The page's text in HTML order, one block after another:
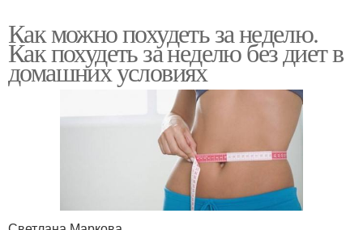
Как можно похудеть за неделю.
Как похудеть за неделю без диет в
домашних условиях